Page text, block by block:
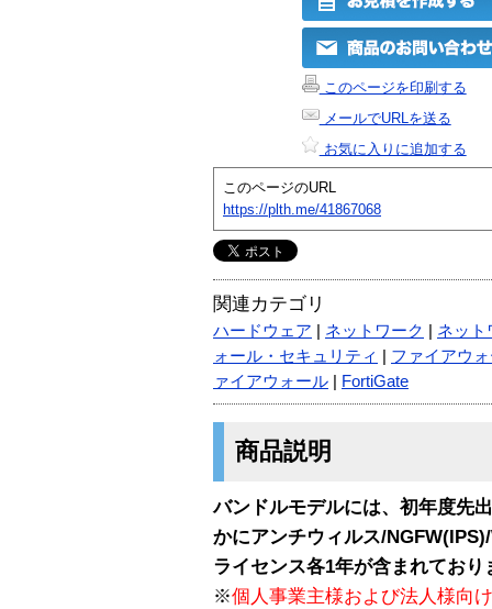
このページを印刷する
メールでURLを送る
お気に入りに追加する
このページのURL
https://plth.me/41867068
関連カテゴリ
ハードウェア ネットワーク
ネット
ォール・セキュリティ
ファイアウ
ァイアウォール
FortiGate
商品説明
バンドルモデルには、初年度先
かにアンチウィルス/
ライセンス各1年が含まれており
※個人事業主様および法人様向